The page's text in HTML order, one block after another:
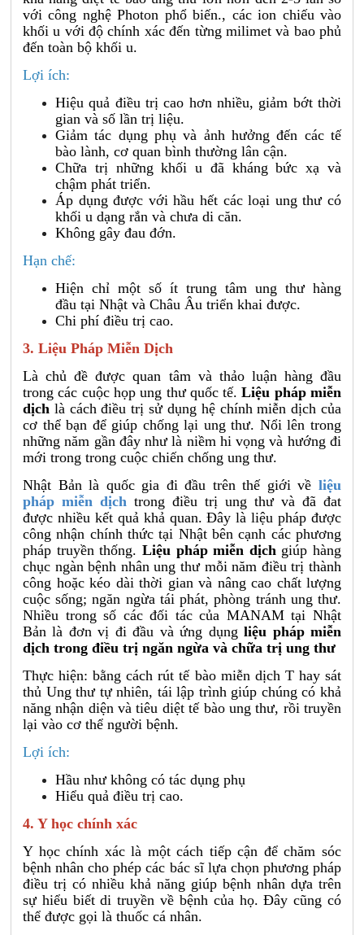
với công nghệ Photon phổ biến., các ion chiếu vào
khối u với độ chính xác đến từng milimet và bao phủ
đến toàn bộ khối u.
Lợi ích:
Hiệu quả điều trị cao hơn nhiều, giảm bớt thời
gian và số lần trị liệu.
Giảm tác dụng phụ và ảnh hưởng đến các tế
bào lành, cơ quan bình thường lân cận.
Chữa trị những khối u đã kháng bức xạ và
chậm phát triển.
Áp dụng được với hầu hết các loại ung thư có
khối u dạng rắn và chưa di căn.
Không gây đau đớn.
Hạn chế:
Hiện chỉ một số ít trung tâm ung thư hàng
đầu tại Nhật và Châu Âu triển khai được.
Chi phí điều trị cao.
3. Liệu Pháp Miễn Dịch
Là chủ đề được quan tâm và thảo luận hàng đầu
trong các cuộc họp ung thư quốc tế.Liệu pháp miễn
dịch là cách điều trị sử dụng hệ chính miễn dịch của
cơ thể bạn để giúp chống lại ung thư. Nổi lên trong
những năm gần đây như là niềm hi vọng và hướng đi
mới trong trong cuộc chiến chống ung thư.
Nhật Bản là quốc gia đi đầu trên thế giới về liệu
pháp miễn dịch trong điều trị ung thư và đã đat
được nhiều kết quả khả quan. Đây là liệu pháp được
công nhận chính thức tại Nhật bên cạnh các phương
pháp truyền thống. Liệu pháp miễn dịch giúp hàng
chục ngàn bệnh nhân ung thư mỗi năm điều trị thành
công hoặc kéo dài thời gian và nâng cao chất lượng
cuộc sống; ngăn ngừa tái phát, phòng tránh ung thư.
Nhiều trong số các đối tác của MANAM tại Nhật
Bản là đơn vị đi đầu và ứng dụngliệu pháp miễn
dịch trong điều trị ngăn ngừa và chữa trị ung thư
Thực hiện: bằng cách rút tế bào miễn dịch T hay sát
thủ Ung thư tự nhiên, tái lập trình giúp chúng có khả
năng nhận diện và tiêu diệt tế bào ung thư, rồi truyền
lại vào cơ thể người bệnh.
Lợi ích:
Hầu như không có tác dụng phụ
Hiểu quả điều trị cao.
4. Y học chính xác
Y học chính xác là một cách tiếp cận để chăm sóc
bệnh nhân cho phép các bác sĩ lựa chọn phương pháp
điều trị có nhiều khả năng giúp bệnh nhân dựa trên
sự hiểu biết di truyền về bệnh của họ. Đây cũng có
thể được gọi là thuốc cá nhân.